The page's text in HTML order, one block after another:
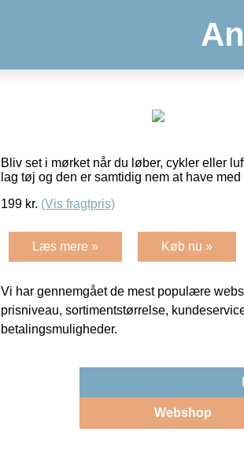
Bliv set i mørket når du løber, cykler eller
lag tøj og den er samtidig nem at have
199 kr. (Vis fragtpris)
Læs mere » Køb nu »
Vi har gennemgået de mest populære
prisniveau, sortimentstørrelse,
betalingsmuligheder.
Webshop